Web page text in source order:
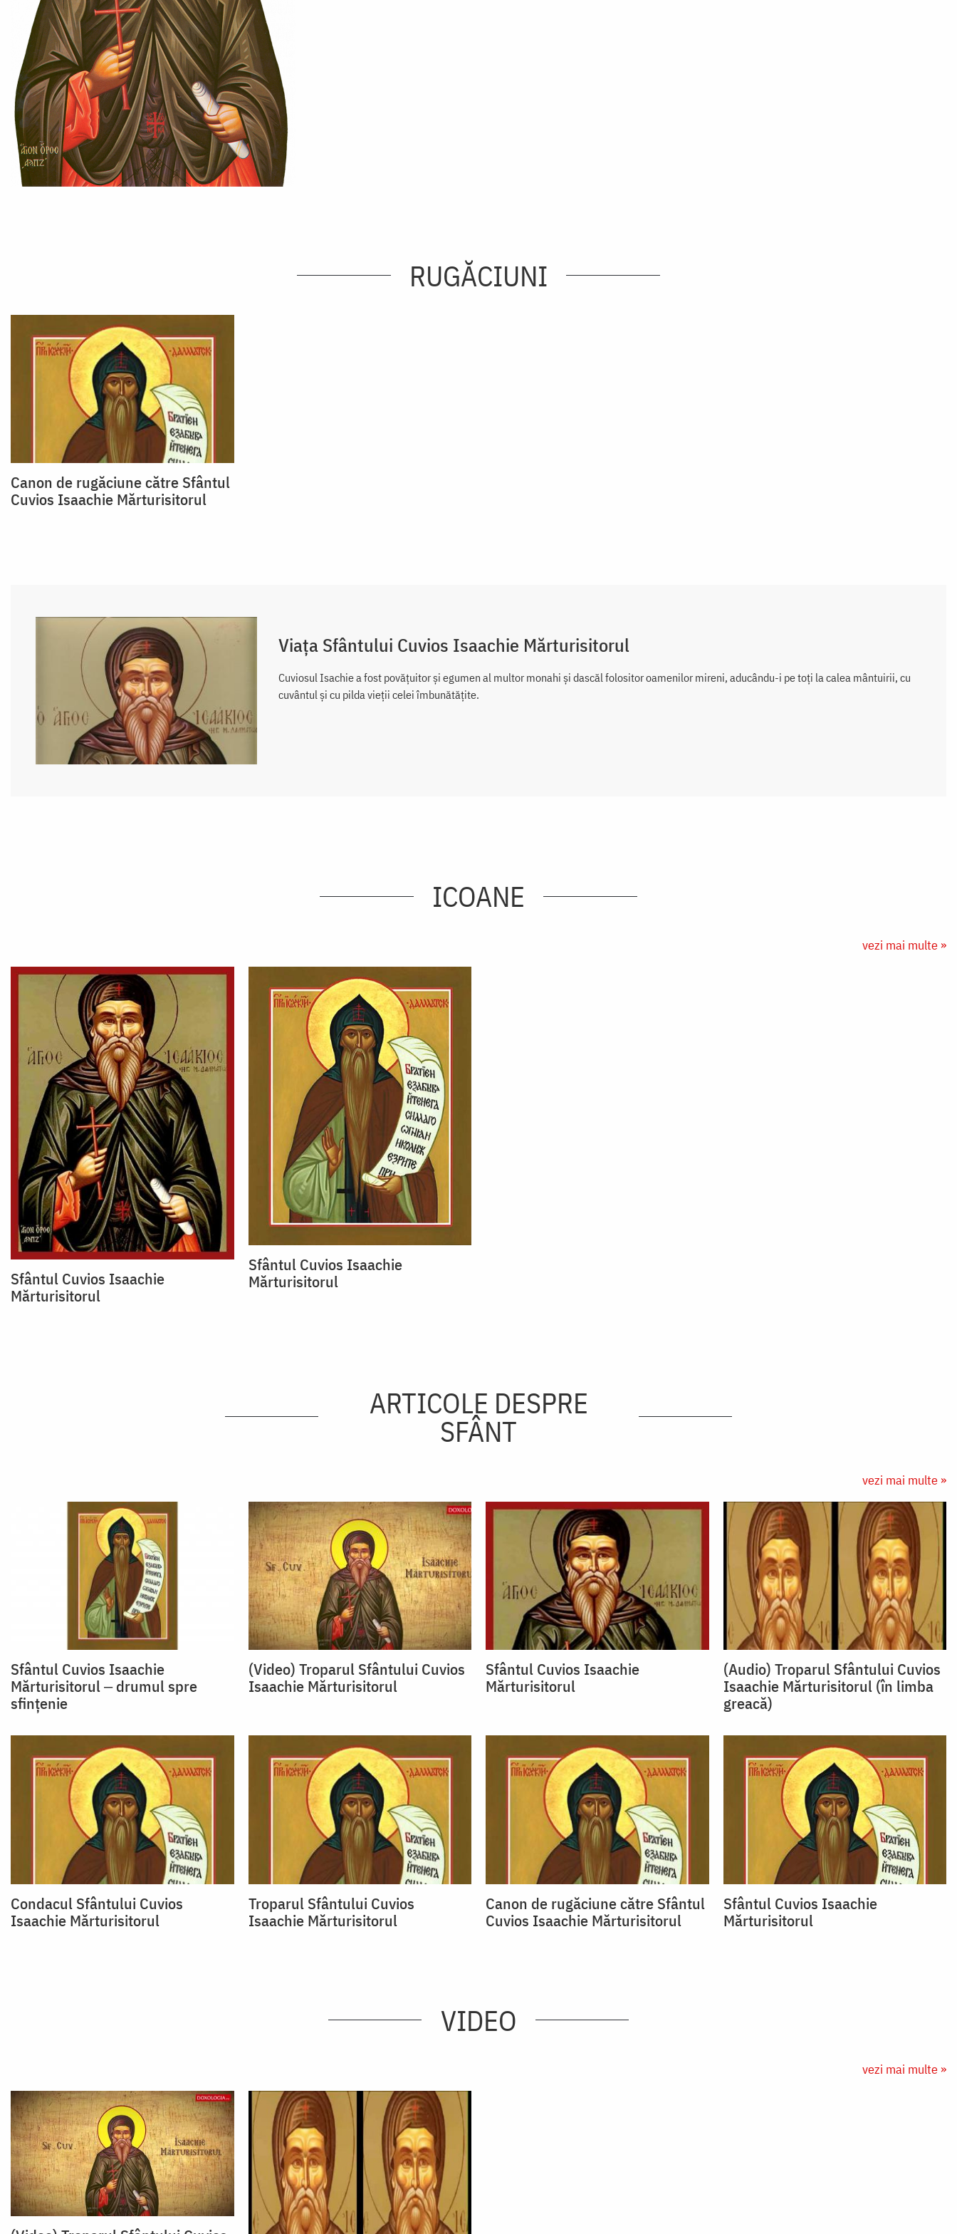
RUGĂCIUNI
Canon de rugăciune către Sfântul
Cuvios Isaachie Mărturisitorul
Viața Sfântului Cuvios Isaachie Mărturisitorul
Cuviosul Isachie a fost povățuitor și egumen al multor monahi și dascăl folositor oamenilor mireni, aducându-i pe toți la calea mântuirii, cu
cuvântul și cu pilda vieții celei îmbunătățite.
ICOANE
vezi mai multe »
Sfântul Cuvios Isaachie
Mărturisitorul
Sfântul Cuvios Isaachie
Mărturisitorul
ARTICOLE DESPRE
SFÂNT
vezi mai multe »
Sfântul Cuvios Isaachie
Mărturisitorul ‒ drumul spre
sfințenie
(Video) Troparul Sfântului Cuvios
Isaachie Mărturisitorul
Sfântul Cuvios Isaachie
Mărturisitorul
(Audio) Troparul Sfântului Cuvios
Isaachie Mărturisitorul (în limba
greacă)
Condacul Sfântului Cuvios
Isaachie Mărturisitorul
Troparul Sfântului Cuvios
Isaachie Mărturisitorul
Canon de rugăciune către Sfântul
Cuvios Isaachie Mărturisitorul
Sfântul Cuvios Isaachie
Mărturisitorul
VIDEO
vezi mai multe »